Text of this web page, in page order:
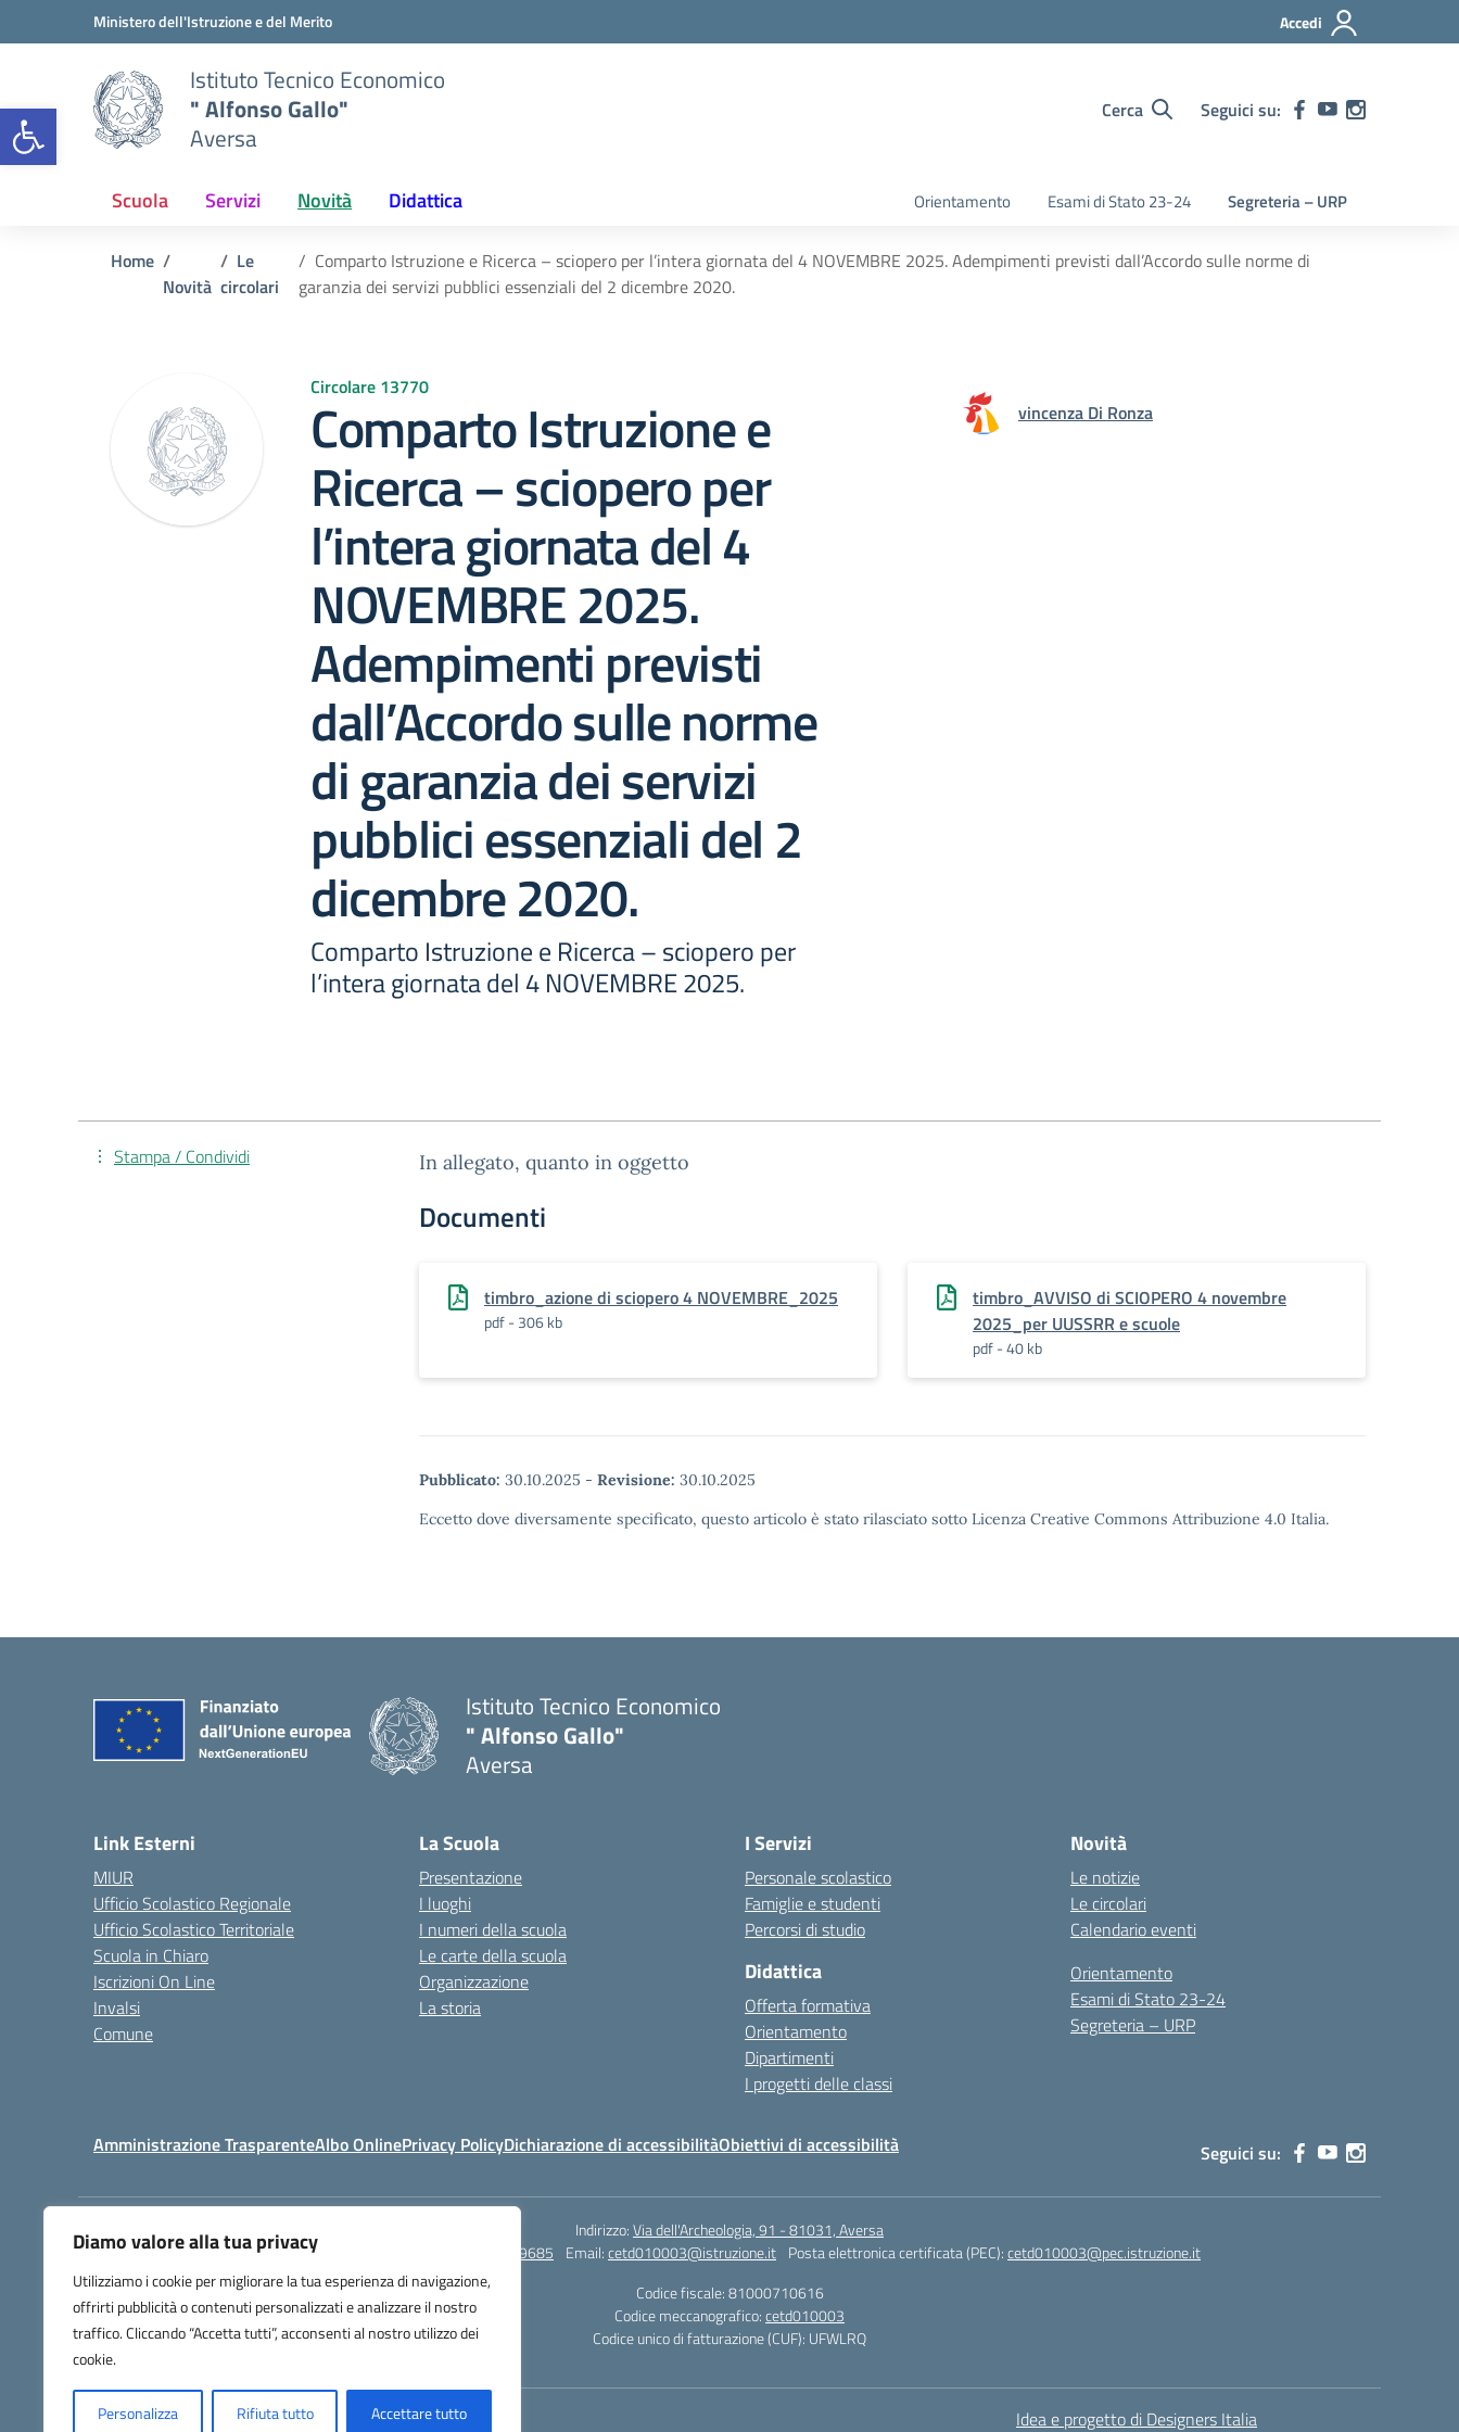
Open toolbar
Diamo valore alla tua privacy
Utilizziamo i cookie per migliorare la tua esperienza di navigazione,
offrirti pubblicità o contenuti personalizzati e analizzare il nostro
traffico. Cliccando “Accetta tutti”, acconsenti al nostro utilizzo dei
cookie.
Personalizza Rifiuta tutto Accettare tutto
Vai ai contenuti
Vai al menu di navigazioneMinistero dell'Istruzione e del Merito Accedi
Istituto Tecnico Economico
" Alfonso Gallo"
Aversa
Cerca Seguici su:
Scuola Servizi Novità Didattica Orientamento Esami di Stato 23-24 Segreteria – URP
Home
Novità
Le
circolari
Comparto Istruzione e Ricerca – sciopero per l’intera giornata del 4 NOVEMBRE 2025. Adempimenti previsti dall’Accordo sulle norme di
garanzia dei servizi pubblici essenziali del 2 dicembre 2020.
Circolare 13770
Comparto Istruzione e
Ricerca – sciopero per
l’intera giornata del 4
NOVEMBRE 2025.
Adempimenti previsti
dall’Accordo sulle norme
di garanzia dei servizi
pubblici essenziali del 2
dicembre 2020.
Comparto Istruzione e Ricerca – sciopero per
l’intera giornata del 4 NOVEMBRE 2025.
vincenza Di Ronza
In allegato, quanto in oggetto
Documenti
timbro_azione di sciopero 4 NOVEMBRE_2025
pdf - 306 kb
timbro_AVVISO di SCIOPERO 4 novembre
2025_per UUSSRR e scuole
pdf - 40 kb
Pubblicato: 30.10.2025 - Revisione: 30.10.2025
Eccetto dove diversamente specificato, questo articolo è stato rilasciato sotto Licenza Creative Commons Attribuzione 4.0 Italia.
Stampa / Condividi
Istituto Tecnico Economico
" Alfonso Gallo"
Aversa
Link Esterni
MIUR
Ufficio Scolastico Regionale
Ufficio Scolastico Territoriale
Scuola in Chiaro
Iscrizioni On Line
Invalsi
Comune
La Scuola
Presentazione
I luoghi
I numeri della scuola
Le carte della scuola
Organizzazione
La storia
I Servizi
Personale scolastico
Famiglie e studenti
Percorsi di studio
Didattica
Offerta formativa
Orientamento
Dipartimenti
I progetti delle classi
Novità
Le notizie
Le circolari
Calendario eventi
Orientamento
Esami di Stato 23-24
Segreteria – URP
Amministrazione TrasparenteAlbo OnlinePrivacy PolicyDichiarazione di accessibilitàObiettivi di accessibilità Seguici su:
Indirizzo:Via dell'Archeologia, 91 - 81031, Aversa
Centralino:
(+39) 0818131558 - 0815029685 Email:cetd010003@istruzione.it Posta elettronica certificata (PEC):cetd010003@pec.istruzione.it
Codice fiscale: 81000710616
Codice meccanografico:cetd010003
Codice unico di fatturazione (CUF): UFWLRQ
Idea e progetto di Designers Italia